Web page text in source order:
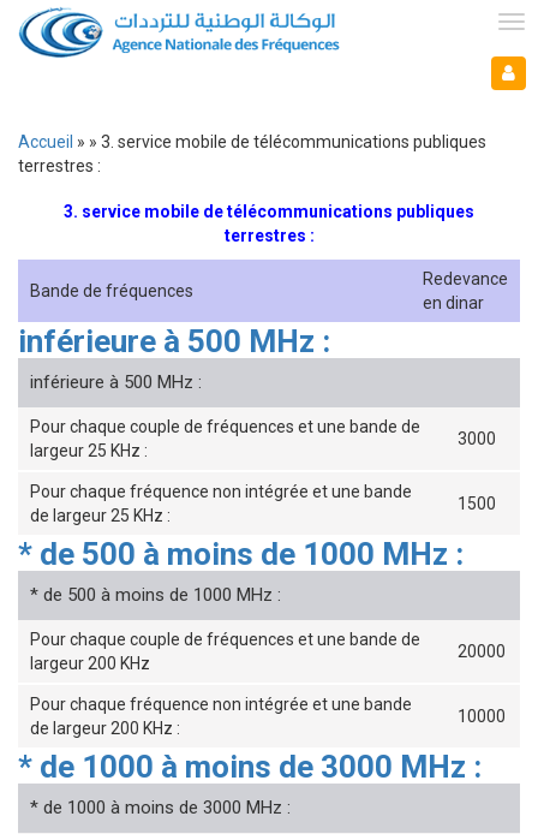
Aller
au
contenu
Mon espace
Fil
d'Ariane
Accueil
3. service mobile de télécommunications publiques
terrestres :
3. service mobile de télécommunications publiques
terrestres :
Bande de fréquences
Redevance
en dinar
inférieure à 500 MHz :
inférieure à 500 MHz :
Pour chaque couple de fréquences et une bande de
largeur 25 KHz :
3000
Pour chaque fréquence non intégrée et une bande
de largeur 25 KHz :
1500
* de 500 à moins de 1000 MHz :
* de 500 à moins de 1000 MHz :
Pour chaque couple de fréquences et une bande de
largeur 200 KHz
20000
Pour chaque fréquence non intégrée et une bande
de largeur 200 KHz :
10000
* de 1000 à moins de 3000 MHz :
* de 1000 à moins de 3000 MHz :